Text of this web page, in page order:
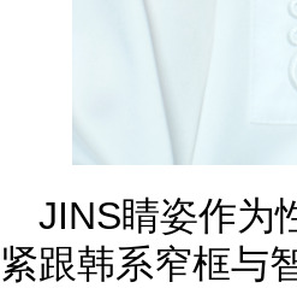
JINS睛姿作为
紧跟韩系窄框与